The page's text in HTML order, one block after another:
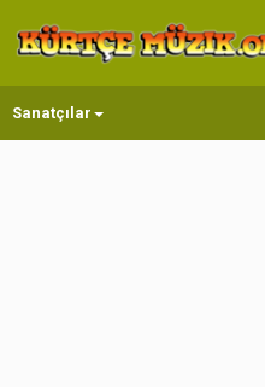
Sanatçılar